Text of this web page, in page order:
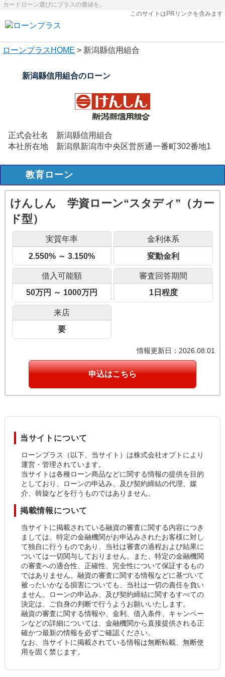
カードローン選びにプラスの価値を。
このサイトはPRリンクを含みます
ローンプラス HOME > 新潟縣信用組合
新潟縣信用組合のローン
正式会社名
新潟縣信用組合
本社所在地
新潟県新潟市中央区営所通一番町302番地1
教育ローン
情報更新日：2026.08.01
けんしん 学資ローン“スタディ”（カー
ド型）
実質年率
2.550% ～ 3.150%
金利体系
変動金利
借入可能額
50万円 ～ 1000万円
審査回答期間
1日程度
来店
要
申込はこちら
当サイトについて
ローンプラス（以下、当サイト）は株式会社オプトにより
運営・管理されています。
当サイトは各種ローン商品などに関する情報の提供を目的
としており、ローンの申込み、及び契約締結の代理、媒
介、斡旋などを行うものではありません。
掲載情報について
当サイトに掲載されている融資の審査に関する内容につき
ましては、特定の金融機関がお申込みされたお客様に対し
て独自に行うものであり、当社は審査の過程および結果に
ついては一切関与しておりません。また、特定の金融機関
の審査への適合性、正確性、完全性について保証するもの
ではありません。融資の審査に関する情報などに基づいて
被ったいかなる損害についても、当社は一切の責任を負い
ません。ローンの申込み、及び契約締結に関するすべての
決定は、ご自身の判断で行うようお願いいたします。
融資の審査に関する情報や、金利、借入条件、キャンペー
ンなどの詳細については、金融機関から直接提供される正
確かつ最新の情報を必ずご確認ください。
なお、当サイトに掲載されている情報は無断転載、無断使
用を固く禁じます。